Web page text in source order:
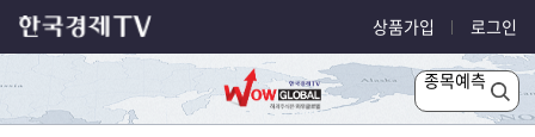
상품가입 로그인
종목예측